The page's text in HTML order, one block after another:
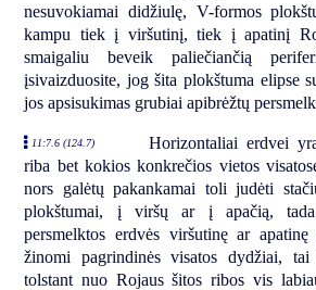
nesuvokiamai didžiulę, V-formos
kampu tiek į viršutinį, tiek į apatinį
smaigaliu beveik paliečiančią
įsivaizduosite, jog šita plokštuma elipse
jos apsisukimas grubiai apibrėžtų
11:7.6 (124.7)
Horizontaliai erdvei
riba bet kokios konkrečios vietos
nors galėtų pakankamai toli judėti
plokštumai, į viršų ar į apačią, tada
persmelktos erdvės viršutinę ar
žinomi pagrindinės visatos dydžiai,
tolstant nuo Rojaus šitos ribos vis